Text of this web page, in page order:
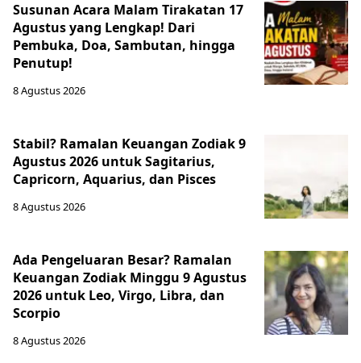
Susunan Acara Malam Tirakatan 17
Agustus yang Lengkap! Dari
Pembuka, Doa, Sambutan, hingga
Penutup!
8 Agustus 2026
Stabil? Ramalan Keuangan Zodiak 9
Agustus 2026 untuk Sagitarius,
Capricorn, Aquarius, dan Pisces
8 Agustus 2026
Ada Pengeluaran Besar? Ramalan
Keuangan Zodiak Minggu 9 Agustus
2026 untuk Leo, Virgo, Libra, dan
Scorpio
8 Agustus 2026